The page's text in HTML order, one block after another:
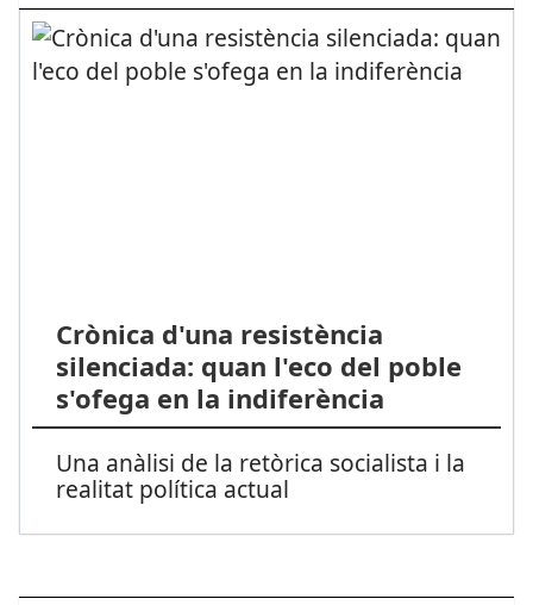
Crònica d'una resistència
silenciada: quan l'eco del poble
s'ofega en la indiferència
Una anàlisi de la retòrica socialista i la
realitat política actual